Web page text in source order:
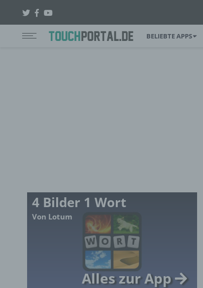
BELIEBTE APPS
4 Bilder 1 Wort
Von Lotum
Alles zur App